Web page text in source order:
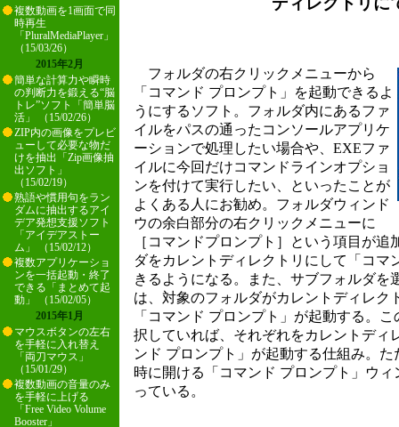
複数動画を1画面で同
時再生
「PluralMediaPlayer」
（15/03/26）
2015年2月
簡単な計算力や瞬時
の判断力を鍛える“脳
トレ”ソフト「簡単脳
活」 （15/02/26）
ZIP内の画像をプレビ
ューして必要な物だ
けを抽出「Zip画像抽
出ソフト」
（15/02/19）
熟語や慣用句をラン
ダムに抽出するアイ
デア発想支援ソフト
「アイデアストー
ム」 （15/02/12）
複数アプリケーショ
ンを一括起動・終了
できる「まとめて起
動」 （15/02/05）
2015年1月
マウスボタンの左右
を手軽に入れ替え
「両刀マウス」
（15/01/29）
複数動画の音量のみ
を手軽に上げる
「Free Video Volume
Booster」
フォルダの右クリックメニューから
「コマンド プロンプト」を起動できるよ
うにするソフト。フォルダ内にあるファ
イルをパスの通ったコンソールアプリケ
ーションで処理したい場合や、EXEファ
イルに今回だけコマンドラインオプショ
ンを付けて実行したい、といったことが
よくある人にお勧め。フォルダウィンド
ウの余白部分の右クリックメニューに
［コマンドプロンプト］という項目が
ダをカレントディレクトリにして「コマ
きるようになる。また、サブフォルダを
は、対象のフォルダがカレントディレク
「コマンド プロンプト」が起動する。
択していれば、それぞれをカレントディ
ンド プロンプト」が起動する仕組み。
時に開ける「コマンド プロンプト」ウ
っている。